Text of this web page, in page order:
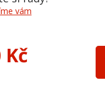
vám
Kč